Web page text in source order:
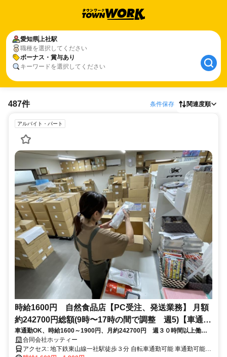
愛知県上社駅
職種を選択してください
ボーナス・賞与あり
キーワードを選択してください
487件 条件保存 関連度順
アルバイト・パート
時給1600円 自然食品店【PC受注、発送業務】 月額
約242700円総額(9時〜17時の間で調整 週5)【車通勤
可】 30・40代主婦女性大活躍中
車通勤OK、時給1600～1900円、月約242700円 週３０時間以上働け
ます合同会社ホッティー
アクセス: 地下鉄東山線一社駅徒歩３分 自転車通勤可能 車通勤可能